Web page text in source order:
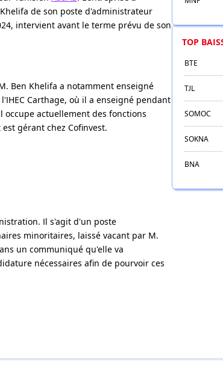
de son poste d'administrateur
intervient avant le terme prévu de son
Ben Khelifa a notamment enseigné
Carthage, où il a enseigné pendant
occupe actuellement des fonctions
est gérant chez Cofinvest.
Il s'agit d'un poste
minoritaires, laissé vacant par M.
un communiqué qu'elle va
nécessaires afin de pourvoir ces
TOP
BTE
TJL
SOMOC
SOKNA
BNA